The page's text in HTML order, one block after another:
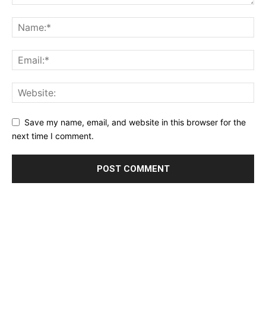
Save my name, email, and website in this browser for the
next time I comment.